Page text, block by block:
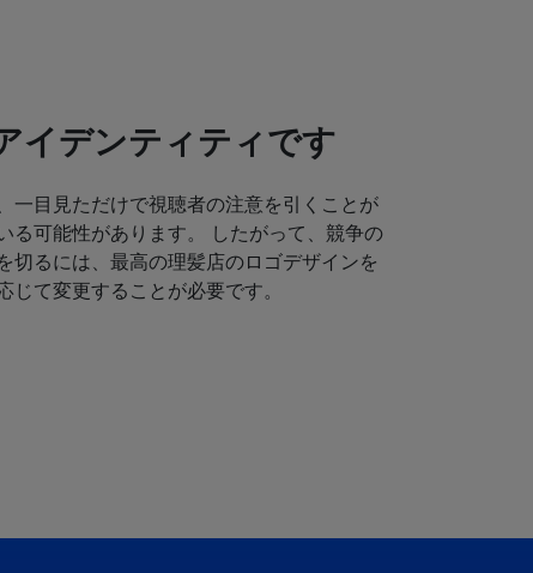
イデンティティです
一目見ただけで視聴者の注意を引くことが
る可能性があります。 したがって、競争の
切るには、最高の理髪店のロゴデザインを
て変更することが必要です。